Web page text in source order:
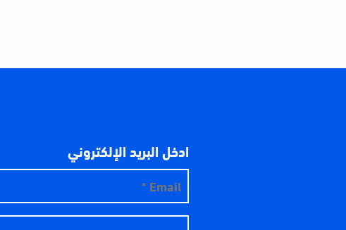
ادخل البريد الإلكتروني